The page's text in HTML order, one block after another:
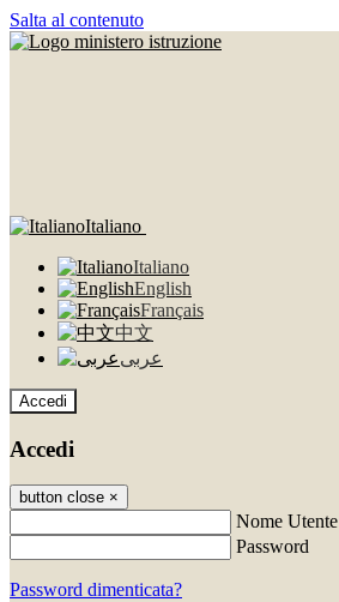
Salta al contenuto
Italiano
Italiano
English
Français
中文
عربى
Accedi
Accedi
button close ×
Nome Utente
Password
Password dimenticata?